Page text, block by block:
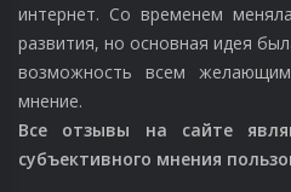
интернет. Со временем
развития, но основная идея
возможность всем
мнение.
Все отзывы на сайте
субъективного мнения